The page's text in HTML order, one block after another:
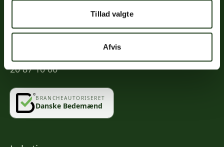
Tillad valgte
Afvis
Kontakt
info@vahlogwetche.dk
20 87 10 00
BRANCHEAUTORISERET
Danske Bedemænd